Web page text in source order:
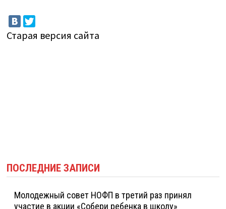
Старая версия сайта
ПОСЛЕДНИЕ ЗАПИСИ
Молодежный совет НОФП в третий раз принял
участие в акции «Собери ребенка в школу»